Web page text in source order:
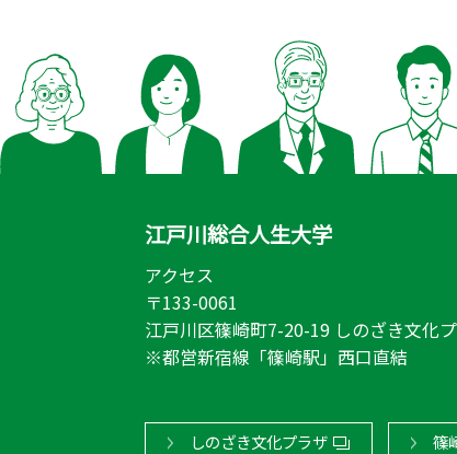
江戸川総合人生大学
アクセス
〒133-0061
江戸川区篠崎町7-20-19 しのざき文化
※都営新宿線「篠崎駅」西口直結
しのざき文化プラザ 篠